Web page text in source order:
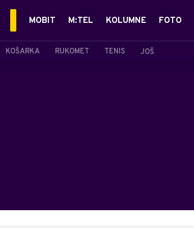
KOŠARKA RUKOMET TENIS JOŠ
MOBIT M:TEL KOLUMNE FOTO